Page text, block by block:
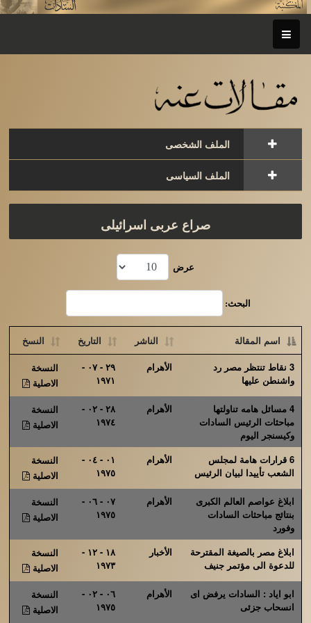
الملف الشخصى
الملف السياسى
صراع عربى اسرائيلى
عرض
البحث:
اسم المقالة الناشر التاريخ
النسخ
3 نقاط تنتظر مصر رد
واشنطن عليها
الأهرام
٢٩ - ٠٧ -
١٩٧١
النسخة
الاصلية
4 مسائل هامه تناولتها
مباحثات الرئيس السادات
وكيسنجر اليوم
الأهرام
٢٨ - ٠٢ -
١٩٧٤
النسخة
الاصلية
6 قرارات هامة لمجلس
الشعب تأييدا لبيان الرئيس
الأهرام
٠١ - ٠٤ -
١٩٧٥
النسخة
الاصلية
ابلاغ عواصم العالم الكبرى
بنتائج مباحثات السادات
وفورد
الأهرام
٠٧ - ٠٦ -
١٩٧٥
النسخة
الاصلية
ابلاغ مصر بالصيغة المقترحة
للدعوة الى مؤتمر جنيف
الأخبار
١٨ - ١٢ -
١٩٧٣
النسخة
الاصلية
ابو اياد : السادات يرفض اى
انسحاب جزئى
الأهرام
٠٦ - ٠٢ -
١٩٧٥
النسخة
الاصلية